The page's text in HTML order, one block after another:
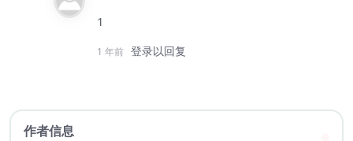
1
1 年前 登录以回复
作者信息